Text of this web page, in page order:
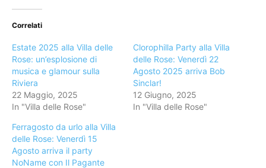
Correlati
Estate 2025 alla Villa delle
Rose: un’esplosione di
musica e glamour sulla
Riviera
22 Maggio, 2025
In "Villa delle Rose"
Clorophilla Party alla Villa
delle Rose: Venerdì 22
Agosto 2025 arriva Bob
Sinclar!
12 Giugno, 2025
In "Villa delle Rose"
Ferragosto da urlo alla Villa
delle Rose: Venerdì 15
Agosto arriva il party
NoName con Il Pagante